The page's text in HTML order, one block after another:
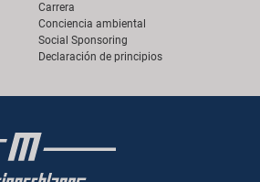
Carrera
Conciencia ambiental
Social Sponsoring
Declaración de principios